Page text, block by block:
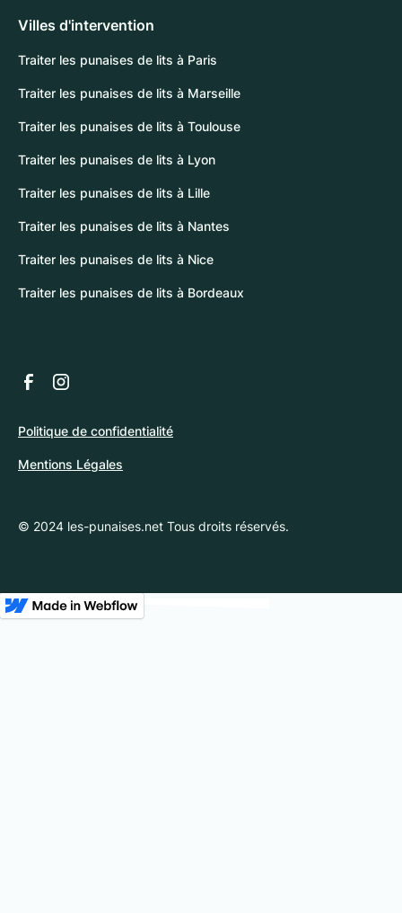
Villes d'intervention
Traiter les punaises de lits à Paris
Traiter les punaises de lits à Marseille
Traiter les punaises de lits à Toulouse
Traiter les punaises de lits à Lyon
Traiter les punaises de lits à Lille
Traiter les punaises de lits à Nantes
Traiter les punaises de lits à Nice
Traiter les punaises de lits à Bordeaux
© 2024 les-punaises.net Tous droits réservés.
Politique de confidentialité
Mentions Légales